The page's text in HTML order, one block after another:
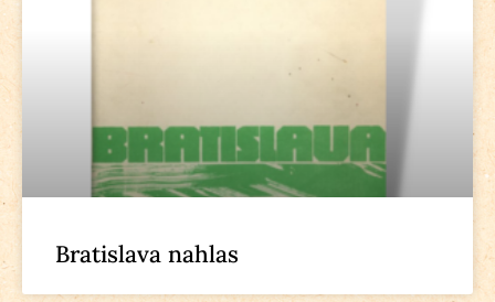
Bratislava nahlas